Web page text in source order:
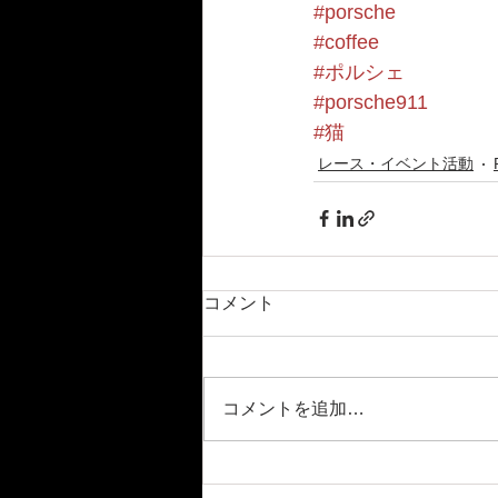
#porsche
#coffee
#ポルシェ
#porsche911
#猫
レース・イベント活動
コメント
コメントを追加…